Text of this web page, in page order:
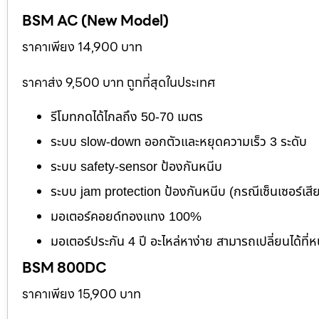
BSM AC (New Model)
ราคาเพียง 14,900 บาท
ราคาส่ง 9,500 บาท ถูกที่สุดในประเทศ
รีโมทกดได้ไกลถึง 50-70 เมตร
ระบบ slow-down ออกตัวและหยุดความเร็ว 3 ระดับ
ระบบ safety-sensor ป้องกันหนีบ
ระบบ jam protection ป้องกันหนีบ (กรณีเซ็นเซอร์เสี
มอเตอร์คอยด์ทองแทง 100%
มอเตอร์ประกัน 4 ปี อะไหล่หาง่าย สามารถเปลี่ยนได้ที่
BSM 800DC
ราคาเพียง 15,900 บาท